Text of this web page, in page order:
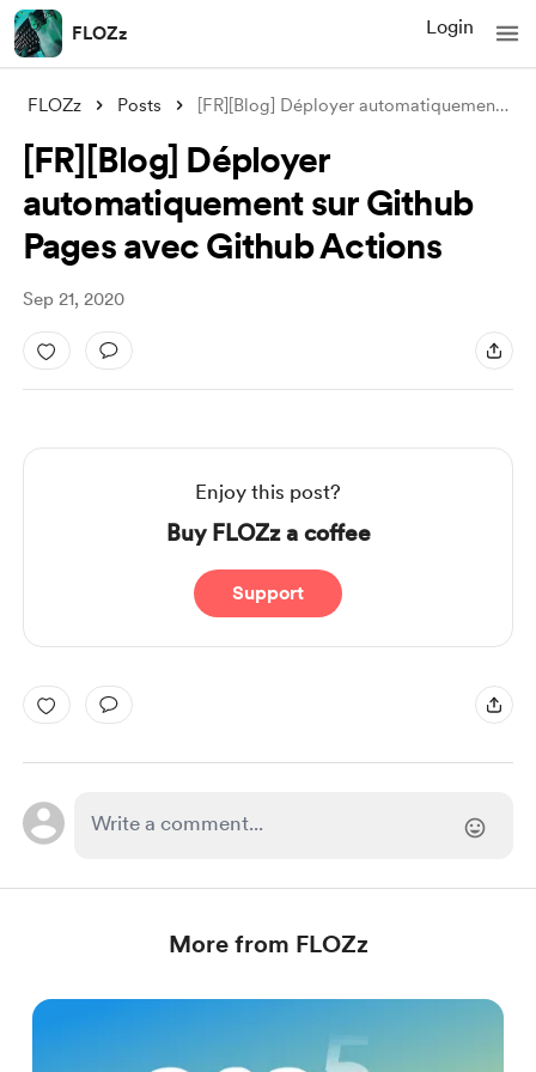
FLOZz Login
FLOZz Posts [FR][Blog] Déployer automatiquement sur
[FR][Blog] Déployer
automatiquement sur Github
Pages avec Github Actions
Sep 21, 2020
Enjoy this post?
Buy FLOZz a coffee
Support
More from FLOZz